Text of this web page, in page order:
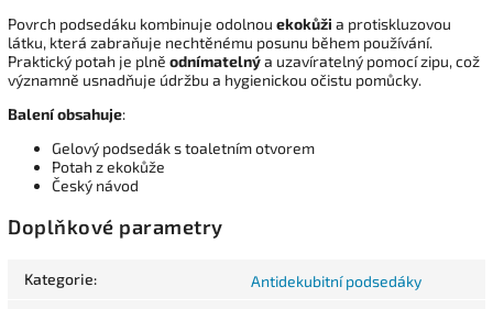
Povrch podsedáku kombinuje odolnou ekokůži a protiskluzovou
látku, která zabraňuje nechtěnému posunu během používání.
Praktický potah je plně odnímatelnýa uzavíratelný pomocí zipu, což
významně usnadňuje údržbu a hygienickou očistu pomůcky.
Balení obsahuje:
Gelový podsedák s toaletním otvorem
Potah z ekokůže
Český návod
Doplňkové parametry
Kategorie: Antidekubitní podsedáky